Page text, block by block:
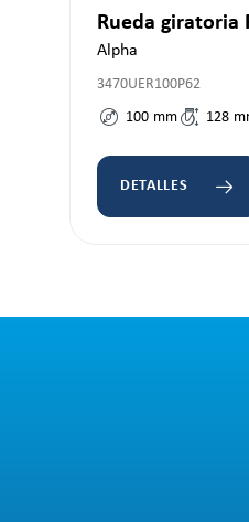
Rueda giratoria
Alpha
3470UER100P62
100 mm 128
DETALLES